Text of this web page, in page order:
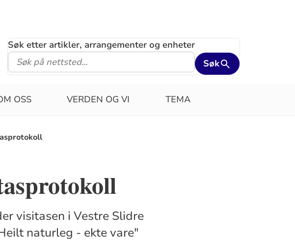
Søk etter artikler, arrangementer og enheter
Søk
OSS VERDEN OG VI TEMA
visitasen i Vestre Slidre
naturleg - ekte vare"